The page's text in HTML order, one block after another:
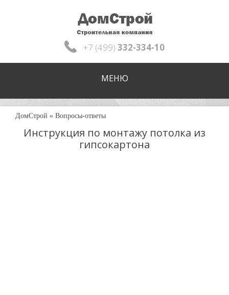
+7 (499) 332-334-10
МЕНЮ
ДомСтрой » Вопросы-ответы
Инструкция по монтажу потолка из
гипсокартона